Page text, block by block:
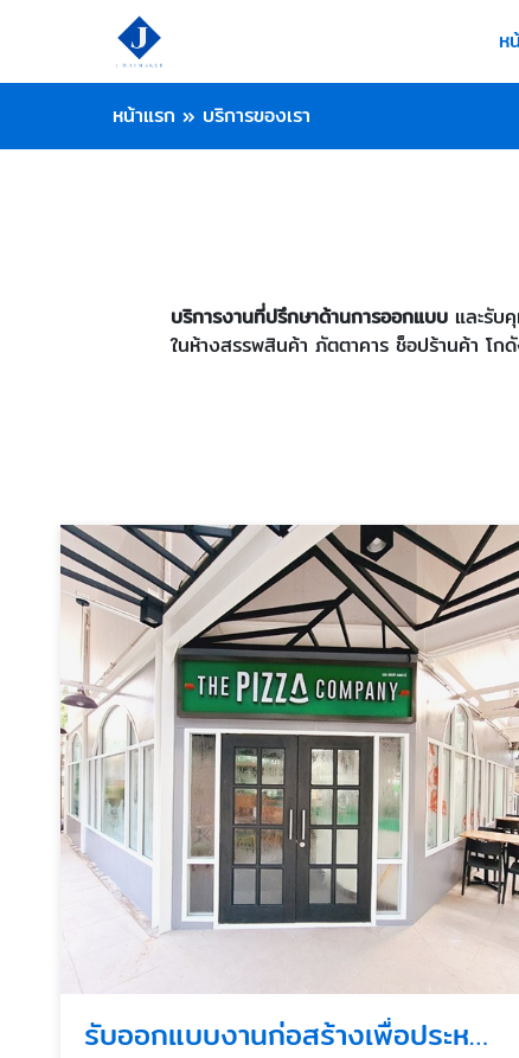
ห
หน้าแรก » บริการของเรา
บริการงานที่ปรึกษาด้านการออกแบบ และรับ
ในห้างสรรพสินค้า ภัตตาคาร ช็อปร้านค้า โก
รับออกแบบงานก่อสร้างเพื่อประหยัดพลังงานและความปลอดภัย